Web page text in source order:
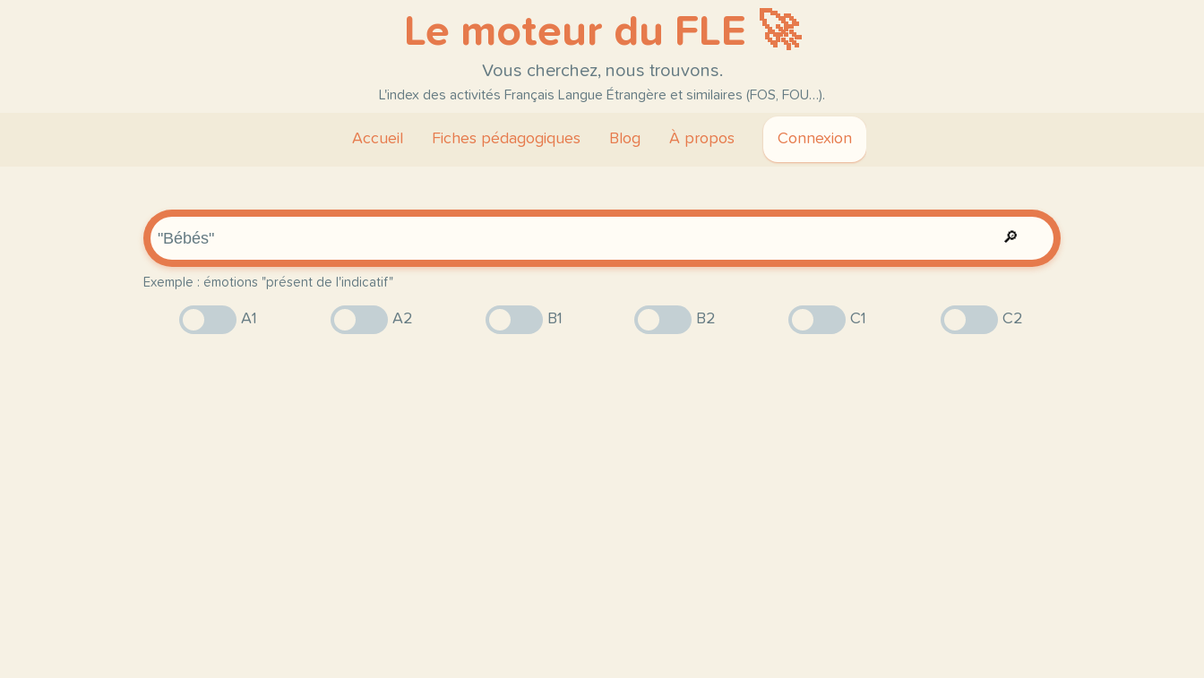
Le moteur du FLE 🚀
Vous cherchez, nous trouvons.
L'index des activités Français Langue Étrangère et similaires (FOS, FOU…).
Accueil Fiches pédagogiques Blog À propos Connexion
🔎
Exemple : émotions "présent de l'indicatif"
A1 A2 B1 B2 C1 C2